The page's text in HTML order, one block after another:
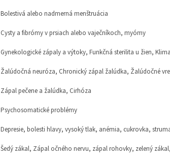
Bolestivá alebo nadmerná menštruácia
Cysty a fibrómy v prsiach alebo vaječníkoch, myómy
Gynekologické zápaly a výtoky, Funkčná sterilita u žien,
Žalúdočná neuróza, Chronický zápal žalúdka, Žalúdočné
Zápal pečene a žalúdka, Cirhóza
Psychosomatické problémy
Depresie, bolesti hlavy, vysoký tlak, anémia, cukrovka,
Šedý zákal, Zápal očného nervu, zápal rohovky, zelený zákal,